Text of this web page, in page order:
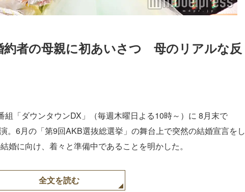
者の母親に初あいさつ　母のリアルな反
「ダウンタウンDX」（毎週木曜日よる10時～）に 8月末で
。6月の「第9回AKB選抜総選挙」の舞台上で突然の結婚宣言をし
婚に向け、着々と準備中であることを明かした。
全文を読む